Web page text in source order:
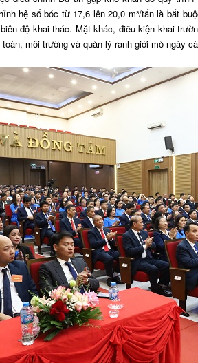
hệ số bóc từ 17,6 lên 20,0 m³/tấn là bắt
độ khai thác. Mặt khác, điều kiện khai
môi trường và quản lý ranh giới mỏ ngày